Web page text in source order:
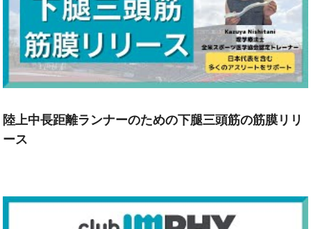
陸上中長距離ランナーのための下腿三頭筋の筋膜リリ
ース